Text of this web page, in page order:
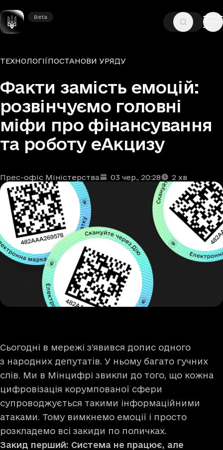
Beta
Beta
ГОЛОВНА —НОВИНИ —ТЕХНОЛОГІЇ
Рубрики
ТЕХНОЛОГІЇПОСТАНОВИ УРЯДУ
Факти замість емоцій:
розвінчуємо головні
міфи про фінансування
та роботу еАкцизу
Автори
Прес-офіс Міністерства
Дата та час публікації: 03 чер., 20:28
Час читання: 2 хв
Сьогодні в мережі з’явився допис одного
з народних депутатів. У ньому багато гучних
слів. Ми в Мінцифрі звикли до того, що кожна
цифровізація корумпованої сфери
супроводжується такими інформаційними
атаками. Тому вимкнемо емоції і просто
розкладемо всі закиди по поличках.
Закид перший: Система не працює, але